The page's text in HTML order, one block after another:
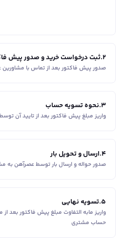
2
.ثبت درخواست خرید و صدور پیش
صدور پیش فاکتور بعد از تماس با
3
.نحوه تسویه حساب
واریز مبلغ پیش فاکتور بعد از تایید آن
4
.ارسال و تحویل بار
صدور حواله و ارسال بار توسط عصرآهن به
5
.تسویه نهایی
واریز مابه التفاوت مبلغ پیش فاکتور
حساب مشتری